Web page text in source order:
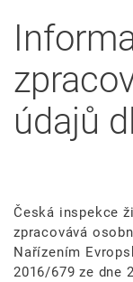
údajů
Česká inspekce
zpracovává
Nařízením
2016/679 ze dne